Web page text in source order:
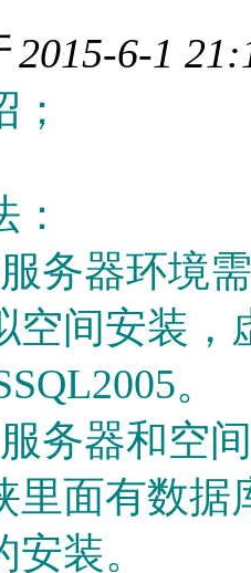
2015-6-1
务器环境
空间安装，
。
务器和空
里面有数
装。